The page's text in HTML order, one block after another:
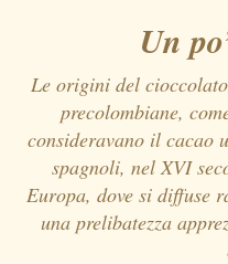
Un
Le origini del
precolombiane,
consideravano il cacao
spagnoli, nel XVI
Europa, dove si diffuse
una prelibatezza